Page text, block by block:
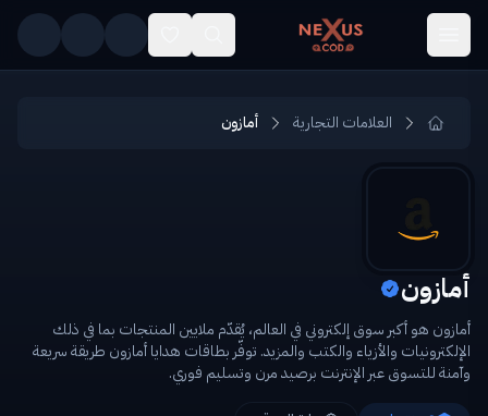
Skip to main content
العلامات التجارية أمازون
أمازون
أمازون هو أكبر سوق إلكتروني في العالم، يُقدّم ملايين المنتجات بما في ذلك
الإلكترونيات والأزياء والكتب والمزيد. توفّر بطاقات هدايا أمازون طريقة سريعة
وآمنة للتسوق عبر الإنترنت برصيد مرن وتسليم فوري.